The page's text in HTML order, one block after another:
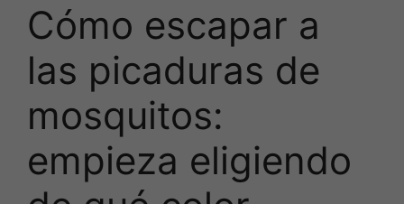
Cómo escapar a
las picaduras de
mosquitos:
empieza eligiendo